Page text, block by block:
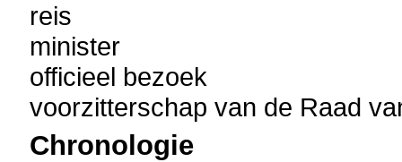
reis
minister
officieel bezoek
voorzitterschap van de Raad
Chronologie